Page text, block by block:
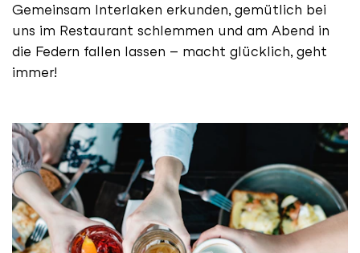
Gemeinsam Interlaken erkunden, gemütlich bei
uns im Restaurant schlemmen und am Abend in
die Federn fallen lassen – macht glücklich, geht
immer!